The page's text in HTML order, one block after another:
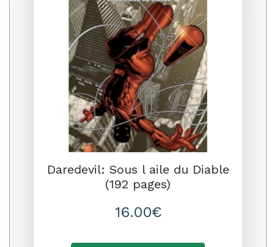
Daredevil: Sous l aile du Diable
(192 pages)
16.00€